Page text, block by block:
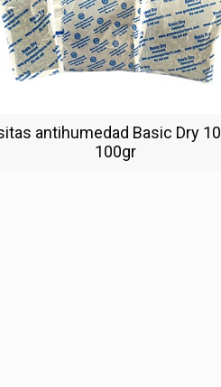
antihumedad Basic Dry
100gr